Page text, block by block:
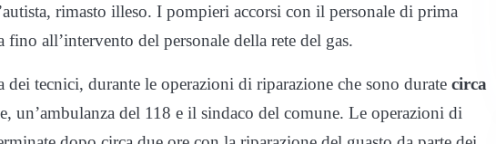
rimasto illeso. I pompieri accorsi con il personale di prima
all’intervento del personale della rete del gas.
dei tecnici, durante le operazioni di riparazione che sono durate circa
un’ambulanza del 118 e il sindaco del comune. Le operazioni di